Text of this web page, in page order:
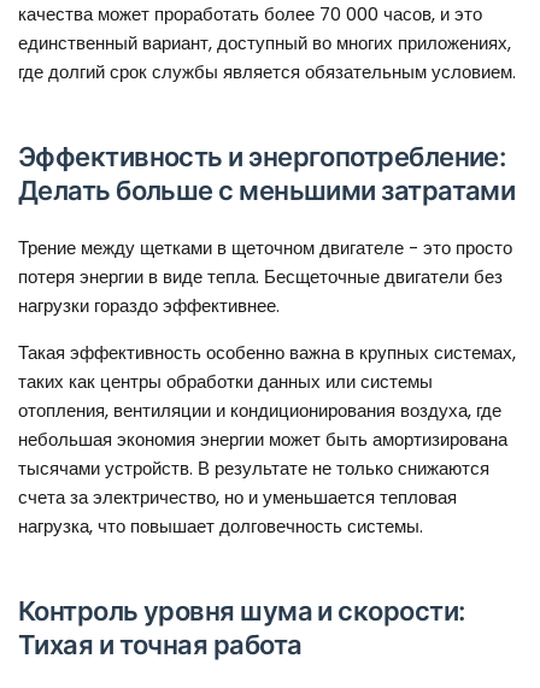
качества может проработать более 70 000 часов, и это
единственный вариант, доступный во многих приложениях,
где долгий срок службы является обязательным условием.
Эффективность и энергопотребление:
Делать больше с меньшими затратами
Трение между щетками в щеточном двигателе - это просто
потеря энергии в виде тепла. Бесщеточные двигатели без
нагрузки гораздо эффективнее.
Такая эффективность особенно важна в крупных системах,
таких как центры обработки данных или системы
отопления, вентиляции и кондиционирования воздуха, где
небольшая экономия энергии может быть амортизирована
тысячами устройств. В результате не только снижаются
счета за электричество, но и уменьшается тепловая
нагрузка, что повышает долговечность системы.
Контроль уровня шума и скорости:
Тихая и точная работа